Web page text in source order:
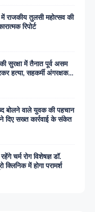
तुलसी महोत्सव की
रिपोर्ट
सुरक्षा में तैनात पूर्व असम
हत्या, सहकर्मी अंगरक्षक
बोलने वाले युवक की पहचान
दिए सख्त कार्रवाई के संकेत
चर्म रोग विशेषज्ञ डॉ.
में होगा परामर्श